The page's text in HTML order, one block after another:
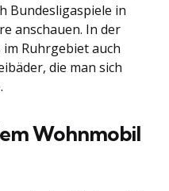
Bundesligaspiele in
anschauen. In der
Ruhrgebiet auch
die man sich
Wohnmobil